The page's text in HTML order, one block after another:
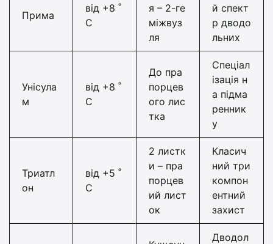
Прима
від +8 ˚
С
я – 2-ге
міжвуз
ля
й спект
р дводо
льних
Унісула
м
від +8 ˚
С
До пра
порцев
ого лис
тка
Спеціал
ізація н
а підма
ренник
у
Триатл
он
від +5 ˚
С
2 листк
и – пра
порцев
ий лист
ок
Класич
ний три
компон
ентний
захист
Дводол